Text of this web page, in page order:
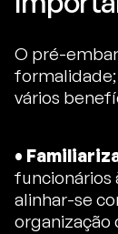
O pré-
vários
•
funcionários
alinhar-se
organização